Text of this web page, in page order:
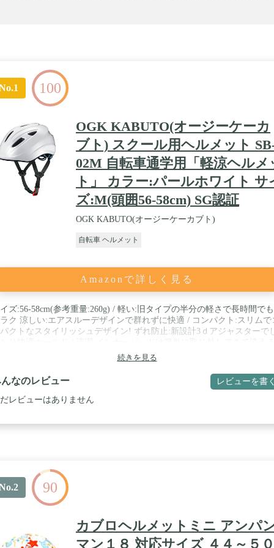
100
OGK KABUTO(オージーケーカ
ブト) スクール用ヘルメット
02M 自転車通学用「軽涼ヘルメ
ト」 カラー:パールホワイト サ
ズ:M(頭囲56-58cm) SG認証
OGK KABUTO(オージーケーカブト)
自転車 ヘルメット
Amazonで詳しく見る
ズ:56-58cm(参考重量:260g) / 軽い:旧タイプの半分の軽さで長時間で
ク 涼しい:エアスルーデザインで群れずに快適 / コンパクト:スリムで
クトなスタイリッシュデザイン! ずれ防止:新設計3ｄアジャスターで
ンナーパッド-8) / 夜道も安心:左右後部3ヶ所の反射ステッカーが存在を
ール。市販の自転車用リアライトの取付も可能
続きを見る
なのレビュー レビューを書く
レビューはありません
90
カブロヘルメットミニ アンパ
マン１８ 対応サイズ ４４～５０